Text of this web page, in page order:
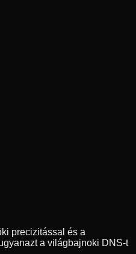
precizitással és a
a világbajnoki DNS-t